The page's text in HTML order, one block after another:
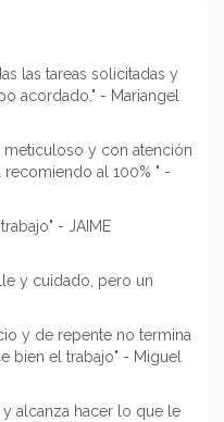
las tareas solicitadas y
acordado." - Mariangel
meticuloso y con atención
al 100% " -
- JAIME
y cuidado, pero un
y de repente no termina
bien el trabajo" - Miguel
alcanza hacer lo que le